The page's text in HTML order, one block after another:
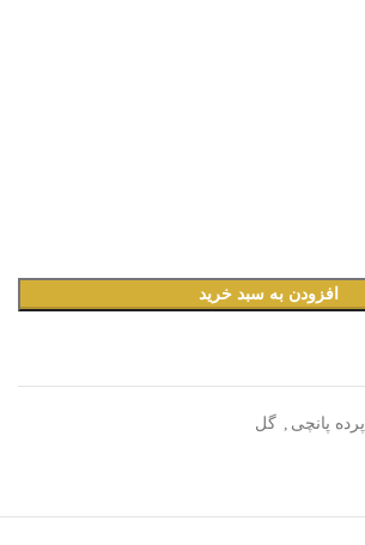
افزودن به سبد خرید
پرده پانچی , گل